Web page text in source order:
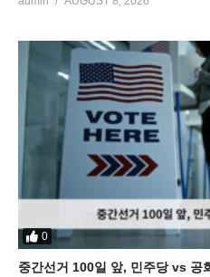
0
중간선거 100일 앞, 민주당 vs 공